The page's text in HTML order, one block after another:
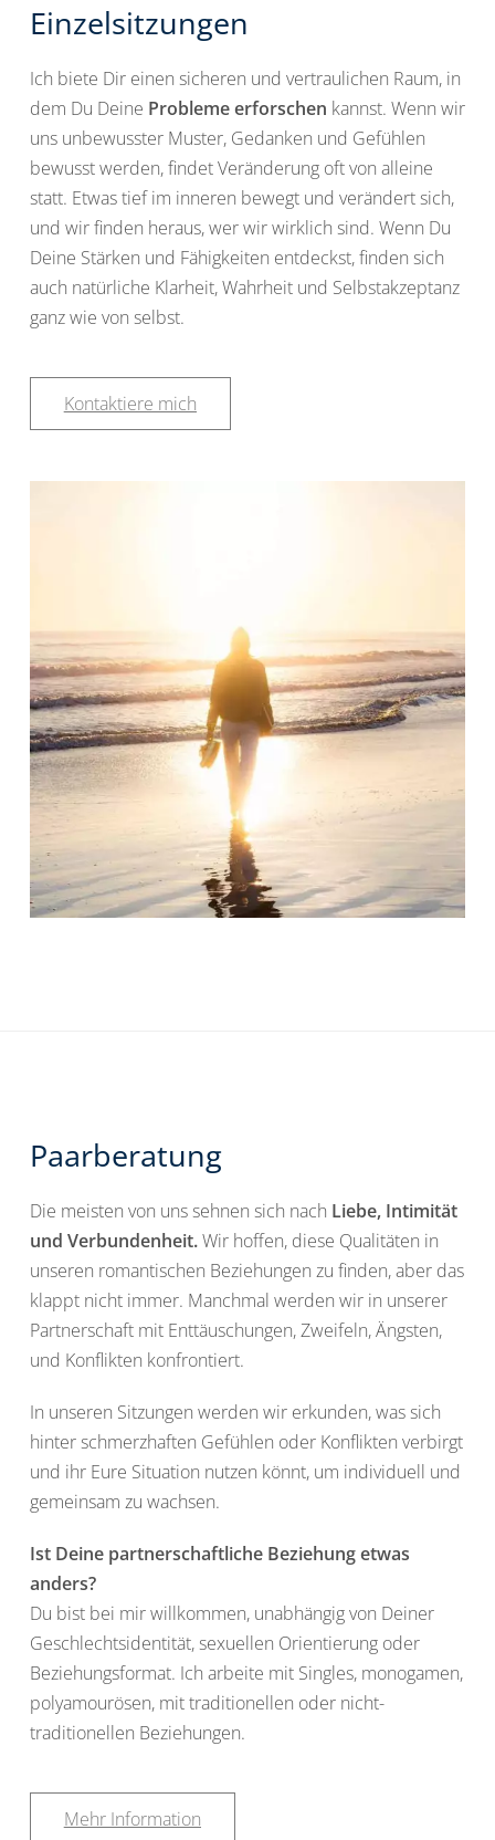
Einzelsitzungen
Ich biete Dir einen sicheren und vertraulichen Raum, in
dem Du Deine Probleme erforschen kannst. Wenn wir
uns unbewusster Muster, Gedanken und Gefühlen
bewusst werden, findet Veränderung oft von alleine
statt. Etwas tief im inneren bewegt und verändert sich,
und wir finden heraus, wer wir wirklich sind. Wenn Du
Deine Stärken und Fähigkeiten entdeckst, finden sich
auch natürliche Klarheit, Wahrheit und Selbstakzeptanz
ganz wie von selbst.
Kontaktiere mich
Paarberatung
Die meisten von uns sehnen sich nach Liebe, Intimität
und Verbundenheit.Wir hoffen, diese Qualitäten in
unseren romantischen Beziehungen zu finden, aber das
klappt nicht immer. Manchmal werden wir in unserer
Partnerschaft mit Enttäuschungen, Zweifeln, Ängsten,
und Konflikten konfrontiert.
In unseren Sitzungen werden wir erkunden, was sich
hinter schmerzhaften Gefühlen oder Konflikten verbirgt
und ihr Eure Situation nutzen könnt, um individuell und
gemeinsam zu wachsen.
Ist Deine partnerschaftliche Beziehung etwas
anders?
Du bist bei mir willkommen, unabhängig von Deiner
Geschlechtsidentität, sexuellen Orientierung oder
Beziehungsformat. Ich arbeite mit Singles, monogamen,
polyamourösen, mit traditionellen oder nicht-
traditionellen Beziehungen.
Mehr Information